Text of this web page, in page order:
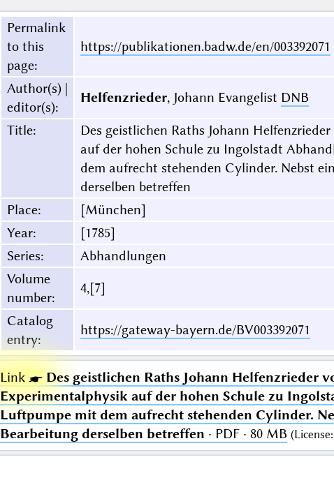
Permalink
to this
page:
https://publikationen.badw.de/en/003392071
Author(s) |
editor(s):
Helfenzrieder, Johann Evangelist DNB
Title:
Des geistlichen Raths Johann
auf der hohen Schule zu Ingolstadt
dem aufrecht stehenden Cylinder. Nebst
derselben betreffen
Place:
[München]
Year:
[1785]
Series:
Abhandlungen
Volume
number:
4,[7]
Catalog
entry:
https://gateway-bayern.de/BV003392071
Link ☛ Des geistlichen Raths Johann Helfenzrieder
Experimentalphysik auf der hohen Schule zu
Luftpumpe mit dem aufrecht stehenden Cylinder.
Bearbeitung derselben betreffen · PDF · 80 MB (License: